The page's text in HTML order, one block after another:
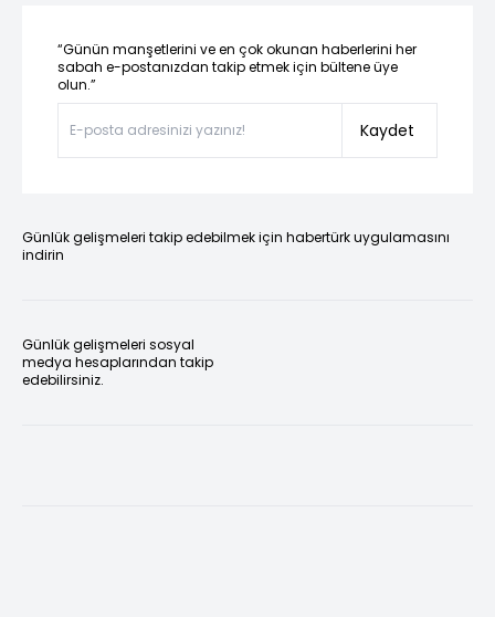
“Günün manşetlerini ve en çok okunan haberlerini her
sabah e-postanızdan takip etmek için bültene üye
olun.”
Kaydet
Günlük gelişmeleri takip edebilmek için habertürk uygulamasını
indirin
Günlük gelişmeleri sosyal
medya hesaplarından takip
edebilirsiniz.